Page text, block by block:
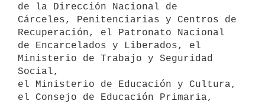
de la Dirección Nacional de
Cárceles, Penitenciarias y Centros de
Recuperación, el Patronato Nacional
de Encarcelados y Liberados, el
Ministerio de Trabajo y Seguridad
Social,
el Ministerio de Educación y Cultura,
el Consejo de Educación Primaria,